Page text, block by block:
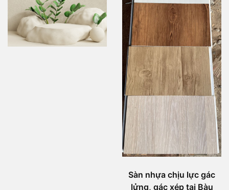
Sàn nhựa chịu lực gác
lửng, gác xép tại Bàu